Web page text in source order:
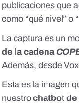
publicaciones que
como “qué nivel ” o “
La captura es un
de la cadena
Además, desde
Esta es la imagen
nuestrochatbot de